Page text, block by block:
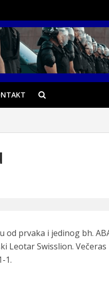
od prvaka i jedinog bh.
Leotar Swisslion. Večeras
1.